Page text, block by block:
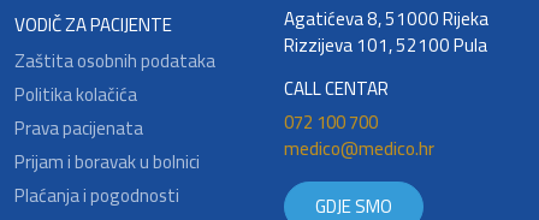
VODIČ ZA PACIJENTE
Zaštita osobnih podataka
Politika kolačića
Prava pacijenata
Prijam i boravak u bolnici
Plaćanja i pogodnosti
Agatićeva 8, 51000 Rijeka
Rizzijeva 101, 52100 Pula
CALL CENTAR
072 100 700
medico@medico.hr
GDJE SMO